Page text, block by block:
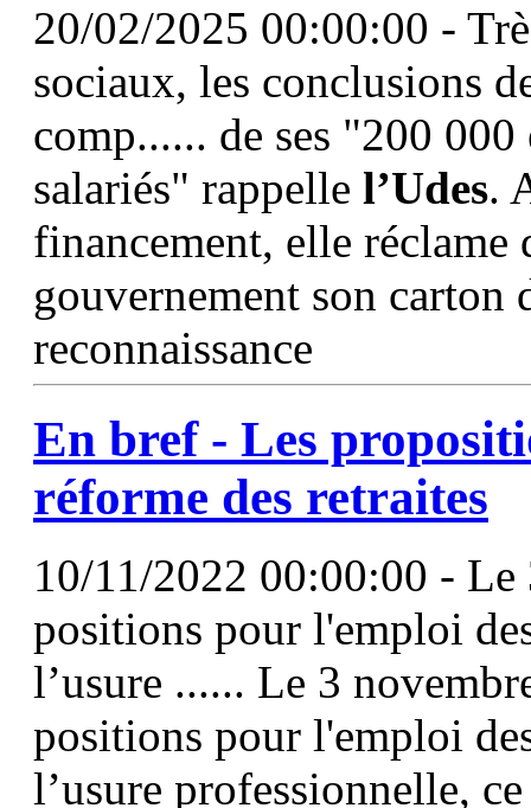
20/02/2025 00:00:00 -
sociaux, les conclusions
comp...... de ses "200
salariés" rappelle l’Udes.
financement, elle réclame
gouvernement son carton
reconnaissance
En bref - Les
réforme des retraites
10/11/2022 00:00:00 - Le
positions pour l'emploi
l’usure ...... Le 3
positions pour l'emploi
l’usure professionnelle,